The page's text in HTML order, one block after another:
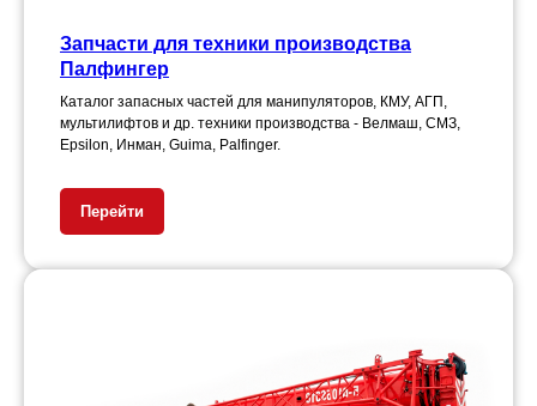
Запчасти для техники производства
Палфингер
Каталог запасных частей для манипуляторов, КМУ, АГП,
мультилифтов и др. техники производства - Велмаш, СМЗ,
Epsilon, Инман, Guima, Palfinger.
Перейти